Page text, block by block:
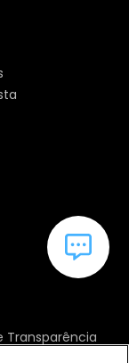
Transparência